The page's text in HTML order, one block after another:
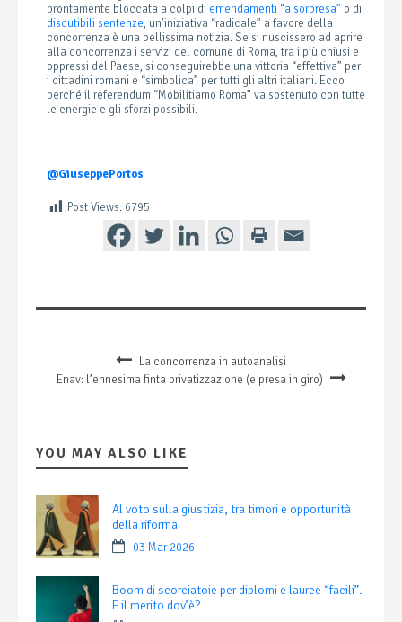
prontamente bloccata a colpi di emendamenti “a sorpresa” o di
discutibili sentenze, un’iniziativa “radicale” a favore della
concorrenza è una bellissima notizia. Se si riuscissero ad aprire
alla concorrenza i servizi del comune di Roma, tra i più chiusi e
oppressi del Paese, si conseguirebbe una vittoria “effettiva” per
i cittadini romani e “simbolica” per tutti gli altri italiani. Ecco
perché il referendum “Mobilitiamo Roma” va sostenuto con tutte
le energie e gli sforzi possibili.
@GiuseppePortos
Post Views: 6795
La concorrenza in autoanalisi
Enav: l’ennesima finta privatizzazione (e presa in giro)
YOU MAY ALSO LIKE
Al voto sulla giustizia, tra timori e opportunità
della riforma
03 Mar 2026
Boom di scorciatoie per diplomi e lauree “facili”.
E il merito dov’è?